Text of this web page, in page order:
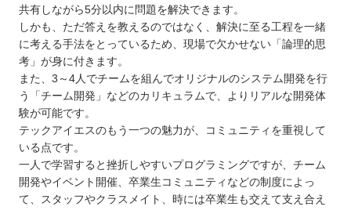
中部
近畿
中国
四国
九州 / 沖縄
共有しながら5分以内に問題を解決できます。
しかも、ただ答えを教えるのではなく、解決に至る工程を一緒
に考える手法をとっているため、現場で欠かせない「論理的思
考」が身に付きます。
また、3～4人でチームを組んでオリジナルのシステム開発を行
う「チーム開発」などのカリキュラムで、よりリアルな開発体
験が可能です。
テックアイエスのもう一つの魅力が、コミュニティを重視して
いる点です。
一人で学習すると挫折しやすいプログラミングですが、チーム
開発やイベント開催、卒業生コミュニティなどの制度によっ
て、スタッフやクラスメイト、時には卒業生も交えて支え合え